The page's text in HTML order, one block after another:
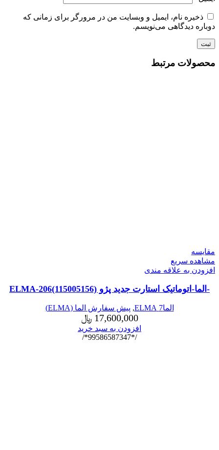
ذخیره نام، ایمیل و وبسایت من در مرورگر برای زمانی که
دوباره دیدگاهی می‌نویسم.
محصولات مرتبط
مقایسه
مشاهده سریع
افزودن به علاقه مندی
-الما-اتوماتیک استارت جدید پژو ELMA-206(115005156)
الما7 ELMA , پیش سفارش الما (ELMA)
17,600,000 ﷼
افزودن به سبد خرید
/*99586587347*/